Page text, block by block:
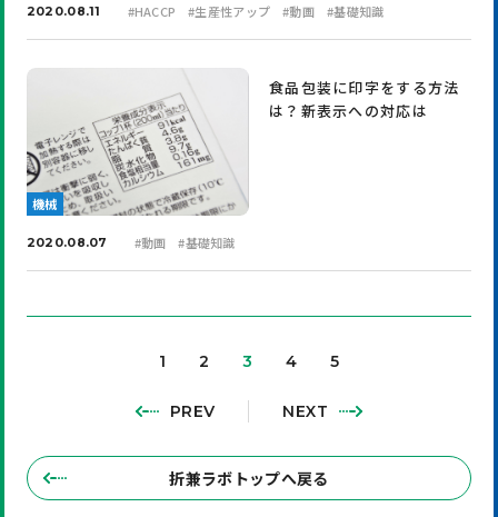
2020.08.11 #HACCP #生産性アップ #動画 #基礎知識
機械
食品包装に印字をする方法
は？新表示への対応は
2020.08.07 #動画 #基礎知識
PREV
1 2 3 4 5
NEXT
折兼ラボトップへ戻る